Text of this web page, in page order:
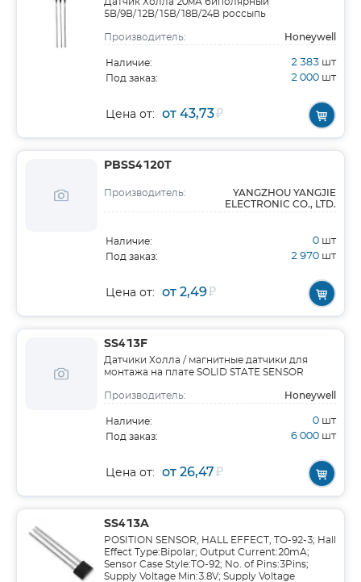
5В/9В/12В/15В/18В/24В россыпь
Производитель: Honeywell
Наличие: 2 383 шт
Под заказ: 2 000 шт
Цена от: от 43,73₽
PBSS4120T
Производитель:
YANGZHOU YANGJIE
ELECTRONIC CO., LTD.
Наличие: 0 шт
Под заказ: 2 970 шт
Цена от: от 2,49₽
SS413F
Датчики Холла / магнитные датчики для
монтажа на плате SOLID STATE SENSOR
Производитель: Honeywell
Наличие: 0 шт
Под заказ: 6 000 шт
Цена от: от 26,47₽
SS413A
POSITION SENSOR, HALL EFFECT, TO-92-3; Hall
Effect Type:Bipolar; Output Current:20mA;
Sensor Case Style:TO-92; No. of Pins:3Pins;
Supply Voltage Min:3.8V; Supply Voltage